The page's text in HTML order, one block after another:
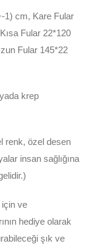
1) cm, Kare Fular
Fular 22*120
Fular 145*22
krep
renk, özel desen
insan sağlığına
için ve
hediye olarak
şık ve